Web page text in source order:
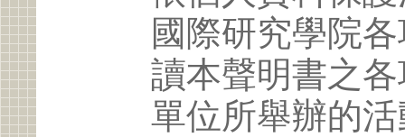
國際研究學院
讀本聲明書之
單位所舉辦的